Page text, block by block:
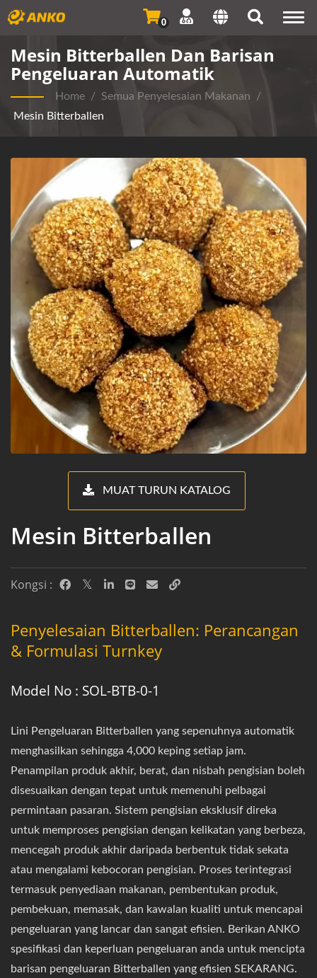
0
Mesin Bitterballen Dan Barisan
Pengeluaran Automatik
Home / Semua Penyelesaian Makanan
/
Mesin Bitterballen
MUAT TURUN KATALOG
Mesin Bitterballen
Kongsi :
Penyelesaian Bitterballen: Perancangan
& Formulasi Turnkey
Model No : SOL-BTB-0-1
Lini Pengeluaran Bitterballen yang sepenuhnya automatik
menghasilkan sehingga 4,000 keping setiap jam.
Penampilan produk akhir, berat, dan nisbah pengisian boleh
disesuaikan dengan tepat untuk memenuhi pelbagai
permintaan pasaran. Sistem pengisian eksklusif direka
untuk memproses pengisian dengan kelikatan yang berbeza,
mencegah produk akhir daripada berbentuk tidak sekata
atau mengalami kebocoran pengisian. Proses terintegrasi
termasuk penyediaan makanan, pembentukan produk,
pembekuan, memasak, dan kawalan kualiti untuk mencapai
pengeluaran yang lancar dan sangat efisien. Berikan ANKO
spesifikasi dan keperluan pengeluaran anda untuk mencipta
barisan pengeluaran Bitterballen yang efisien SEKARANG.